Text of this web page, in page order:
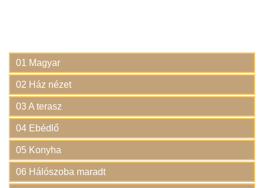
01 Magyar
02 Ház nézet
03 A terasz
04 Ebédlő
05 Konyha
06 Hálószoba maradt